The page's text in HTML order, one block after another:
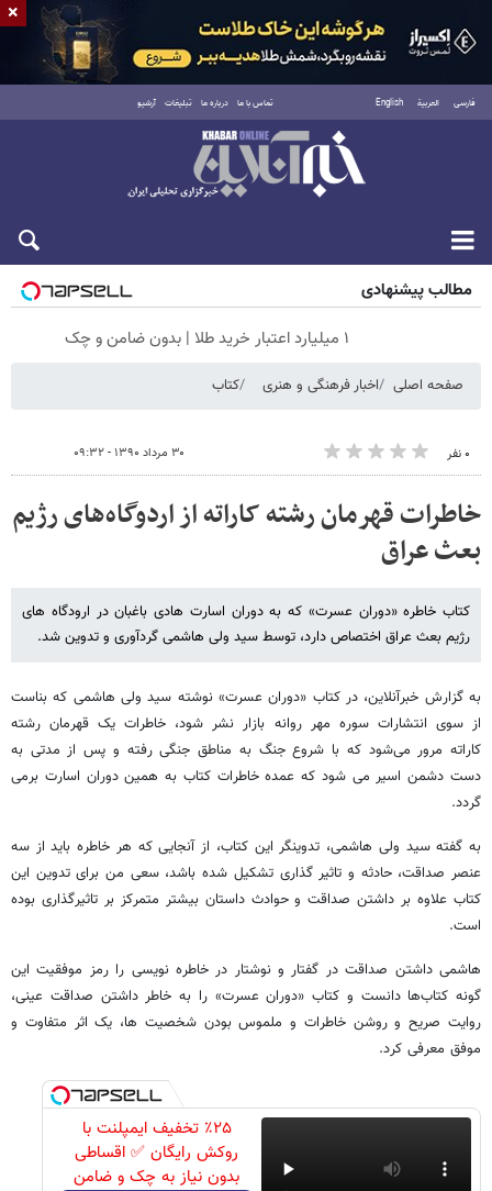
فارسی العربية English تماس با ما درباره ما تبلیغات آرشیو
جمعه ۱۶ مرداد ۱۴۰۵
مطالب پیشنهادی
۱ میلیارد اعتبار خرید طلا | بدون ضامن و چک
صفحه اصلی اخبار فرهنگی و هنری کتاب
۰ نفر ۳۰ مرداد ۱۳۹۰ - ۰۹:۳۲
خاطرات قهرمان رشته کاراته از اردوگاه‌های رژیم
بعث عراق
کتاب خاطره «دوران عسرت» که به دوران اسارت هادی باغبان در ارودگاه های
رژیم بعث عراق اختصاص دارد، توسط سید ولی هاشمی گردآوری و تدوین شد.
به گزارش خبرآنلاین، در کتاب «دوران عسرت» نوشته سید ولی هاشمی که بناست
از سوی انتشارات سوره مهر روانه بازار نشر شود، خاطرات یک قهرمان رشته
کاراته مرور می‌شود که با شروع جنگ به مناطق جنگی رفته و پس از مدتی به
دست دشمن اسیر می شود که عمده خاطرات کتاب به همین دوران اسارت برمی
گردد.
به گفته سید ولی هاشمی، تدوینگر این کتاب، از آنجایی که هر خاطره باید از سه
عنصر صداقت، حادثه و تاثیر گذاری تشکیل شده باشد، سعی من برای تدوین این
کتاب علاوه بر داشتن صداقت و حوادث داستان بیشتر متمرکز بر تاثیرگذاری بوده
است.
هاشمی داشتن صداقت در گفتار و نوشتار در خاطره نویسی را رمز موفقیت این
گونه کتاب‌ها دانست و کتاب «دوران عسرت» را به خاطر داشتن صداقت عینی،
روایت صریح و روشن خاطرات و ملموس بودن شخصیت ها، یک اثر متفاوت و
موفق معرفی کرد.
٪۲۵ تخفیف ایمپلنت با
روکش رایگان ✅ اقساطی
بدون نیاز به چک و ضامن
×